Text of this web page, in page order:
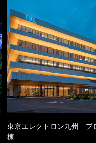
東京エレクトロン九州 プ
棟